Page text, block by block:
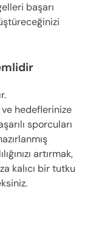
başarı
ve hedeflerinize
sporcuları
artırmak,
kalıcı bir tutku